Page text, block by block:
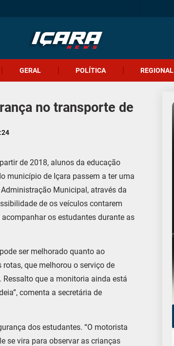
GERAL POLÍTICA REGIONAL
no transporte de
de 2018, alunos da educação
município de Içara passem a ter uma
Municipal, através da
de os veículos contarem
os estudantes durante as
ser melhorado quanto ao
que melhorou o serviço de
que a monitoria ainda está
comenta a secretária de
dos estudantes. “O motorista
se vira para observar as crianças